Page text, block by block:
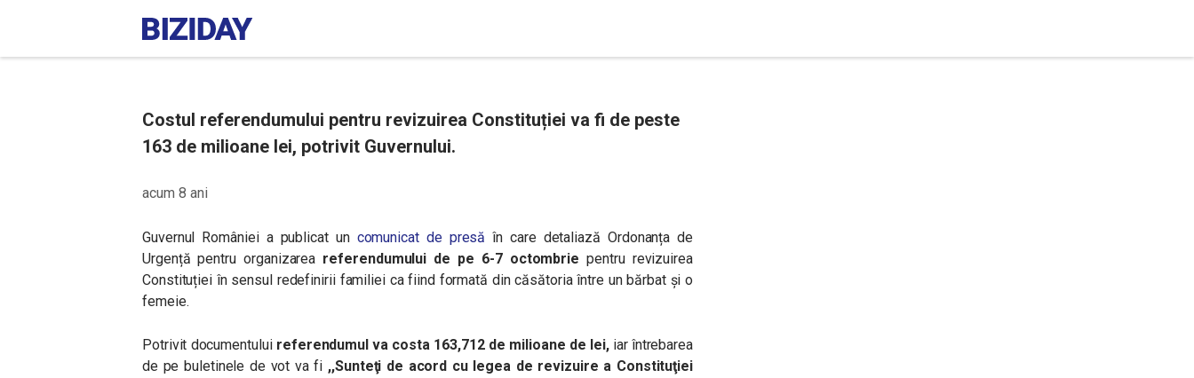
Costul referendumului pentru revizuirea Constituției va fi de peste
163 de milioane lei, potrivit Guvernului.
acum 8 ani
Guvernul României a publicat un comunicat de presă în care detaliază Ordonanța de
Urgență pentru organizarea referendumului de pe 6-7 octombrie pentru revizuirea
Constituției în sensul redefinirii familiei ca fiind formată din căsătoria între un bărbat și o
femeie.
Potrivit documentului referendumul va costa 163,712 de milioane de lei, iar întrebarea
de pe buletinele de vot va fi ,,Sunteţi de acord cu legea de revizuire a Constituţiei